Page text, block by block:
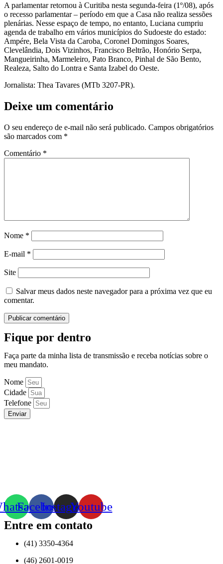
A parlamentar retornou à Curitiba nesta segunda-feira (1º/08), após
o recesso parlamentar – período em que a Casa não realiza sessões
plenárias. Nesse espaço de tempo, no entanto, Luciana cumpriu
agenda de trabalho em vários municípios do Sudoeste do estado:
Ampére, Bela Vista da Caroba, Coronel Domingos Soares,
Clevelândia, Dois Vizinhos, Francisco Beltrão, Honório Serpa,
Mangueirinha, Marmeleiro, Pato Branco, Pinhal de São Bento,
Realeza, Salto do Lontra e Santa Izabel do Oeste.
Jornalista: Thea Tavares (MTb 3207-PR).
Deixe um comentário
O seu endereço de e-mail não será publicado. Campos obrigatórios
são marcados com *
Comentário *
Nome *
E-mail *
Site
Salvar meus dados neste navegador para a próxima vez que eu
comentar.
Fique por dentro
Faça parte da minha lista de transmissão e receba notícias sobre o
meu mandato.
Nome
Cidade
Telefone
Enviar
FacebookInstagramYoutube
Entre em contato
(41) 3350-4364
(46) 2601-0019